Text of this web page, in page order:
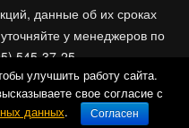
данные об их сроках
у менеджеров по
545-37-25
Скидки Кабинет
улучшить работу сайта.
свое согласие с
данных. Согласен